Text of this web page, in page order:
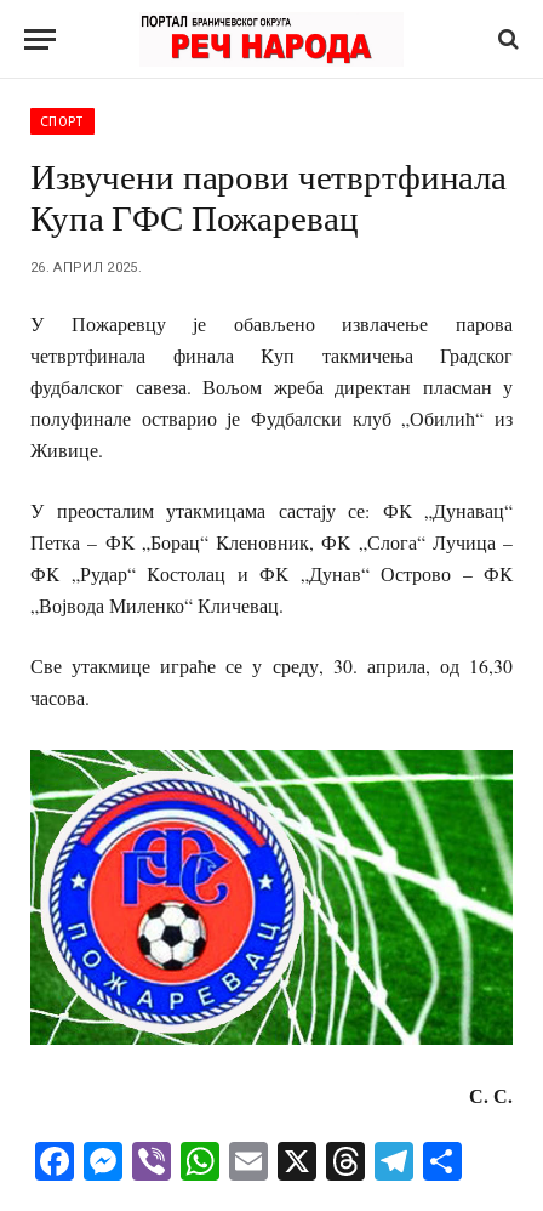
СПОРТ
Извучени парови четвртфинала
Купа ГФС Пожаревац
26. АПРИЛ 2025.
У Пожаревцу је обављено извлачење парова
четвртфинала финала Kуп такмичења Градског
фудбалског савеза. Вољом жреба директан пласман у
полуфинале остварио је Фудбалски клуб „Обилић“ из
Живице.
У преосталим утакмицама састају се: ФK „Дунавац“
Петка – ФK „Борац“ Kленовник, ФK „Слога“ Лучица –
ФK „Рудар“ Kостолац и ФK „Дунав“ Острово – ФK
„Војвода Миленко“ Кличевац.
Све утакмице играће се у среду, 30. априла, од 16,30
часова.
С. С.
Facebook
Messenger
ViberWhatsApp
Email
X Threads